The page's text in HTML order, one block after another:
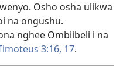
Osho osha ulikwa
na ongushu.
nghee Ombiibeli i na
3:16, 17.